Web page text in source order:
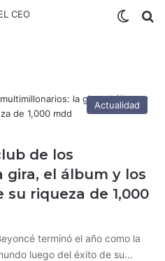
Actualidad
de los
el álbum y los
riqueza de 1,000
terminó el año como la
luego del éxito de su…